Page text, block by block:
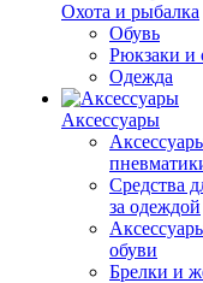
Охота и рыбалка
Обувь
Рюкзаки и
Одежда
Аксессуары
Средства
за одеждой
обуви
Брелки и